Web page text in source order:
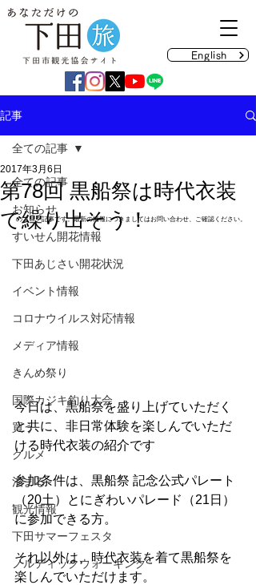
English
記事
全ての記事
お知らせ
すいせん開花情報
下田あじさい開花状況
イベント情報
コロナウイルス対応情報
メディア情報
きんめ祭り
国際カジキ釣り大会
買う
グルメ
泊まる
観光情報
下田サマーフェスタ
ノルディックウォーキング
全ての記事
第78回 黒船祭は時代衣装
で繰り出そう！
2017年3月6日
今日は、黒船祭を盛り上げていただく
と共に、非日常体験を楽しんでいただ
ける時代衣装の紹介です
参加条件は、黒船祭 記念公式パレート
（20土）とにぎわいパレード（21日）
に参加できる方。
それ以外は、時代衣装を着て黒船祭を
楽しんでいただけます。
のブログ記事です。最新の情報につきましてはお問い合わせ、ご確認ください。